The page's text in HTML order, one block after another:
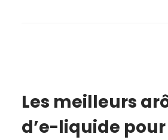
Les meilleurs
d’e-liquide